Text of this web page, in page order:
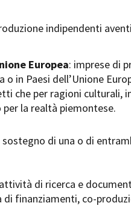
storia!
Sorrentino
Cookie policy
indipendenti
Europea: imprese di
in Paesi dell’Unione
che per ragioni culturali,
la realtà piemontese.
di una o di
di ricerca e
finanziamenti, co-